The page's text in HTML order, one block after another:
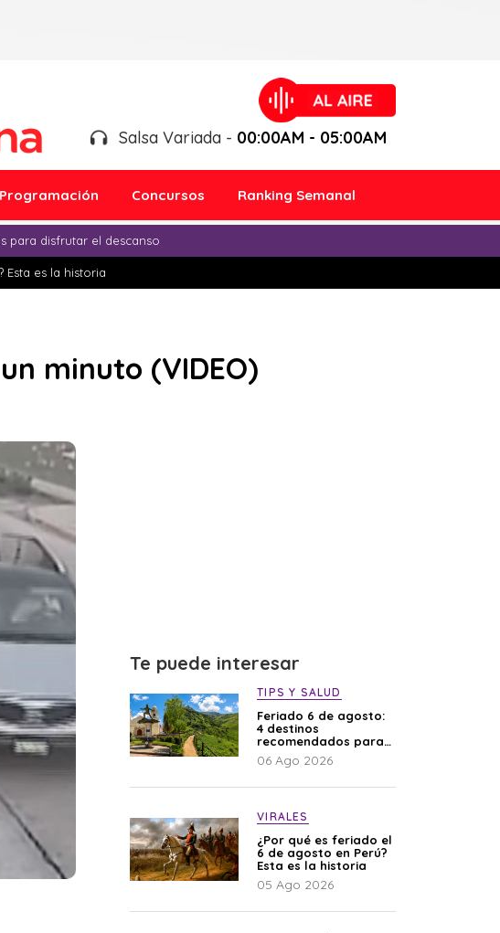
Salsa Variada - 00:00AM - 05:00AM
Programación Concursos Ranking Semanal
para disfrutar el descanso
Esta es la historia
minuto (VIDEO)
Te puede interesar
TIPS Y SALUD
Feriado 6 de agosto:
4 destinos
recomendados para
disfrutar el descanso
06 Ago 2026
VIRALES
¿Por qué es feriado el
6 de agosto en Perú?
Esta es la historia
05 Ago 2026